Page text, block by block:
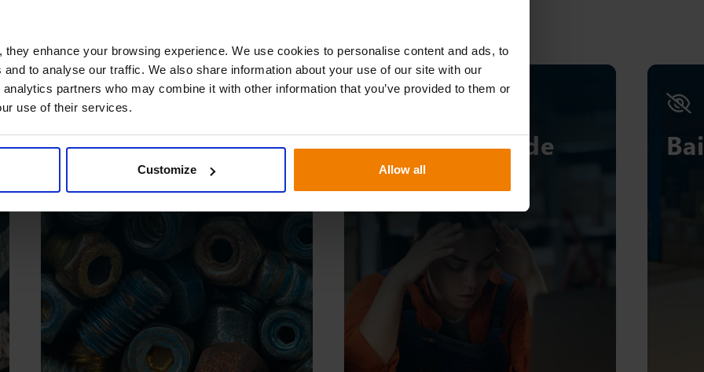
enhance your browsing experience. We use cookies to personalise content and ads, to
to analyse our traffic. We also share information about your use of our site with our
partners who may combine it with other information that you’ve provided to them or
use of their services.
Customize Allow all
Depreciação
Baixos níveis de
serviço